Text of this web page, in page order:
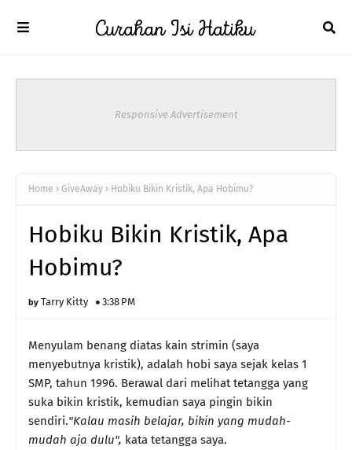
Responsive Advertisement
Home GiveAway Hobiku Bikin Kristik, Apa Hobimu?
Hobiku Bikin Kristik, Apa
Hobimu?
Tarry Kitty 3:38 PM
Menyulam benang diatas kain strimin (saya
menyebutnya kristik), adalah hobi saya sejak kelas 1
SMP, tahun 1996. Berawal dari melihat tetangga yang
suka bikin kristik, kemudian saya pingin bikin
sendiri."Kalau masih belajar, bikin yang mudah-
mudah aja dulu", kata tetangga saya.